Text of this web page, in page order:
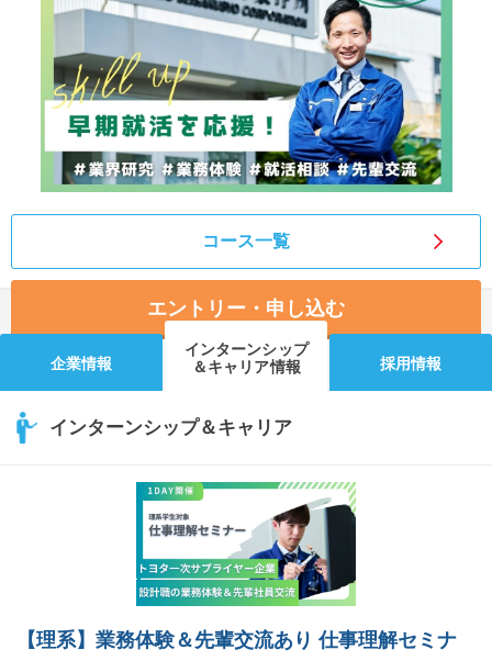
コース一覧
エントリー・申し込む
企業情報
インターンシップ
＆キャリア情報
採用情報
インターンシップ＆キャリア
【理系】業務体験＆先輩交流あり 仕事理解セミナ